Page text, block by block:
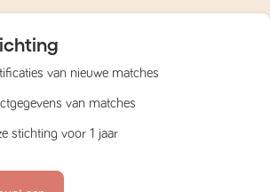
van nieuwe matches
van matches
stichting voor 1 jaar